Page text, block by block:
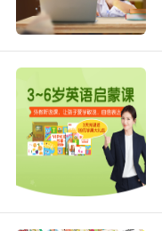
在“听”和“说”的基础
要性相信不用在此多
习者必须经历的一步
习记忆，当然也可以
读的过程中孩子可以
己的视野也是非常有